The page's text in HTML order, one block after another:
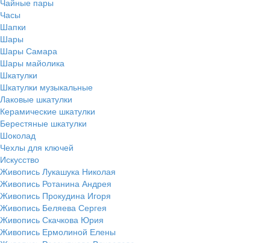
Часы
Шапки
Шары
Шары Самара
Шары майолика
Шкатулки
Шкатулки музыкальные
Лаковые шкатулки
Керамические шкатулки
Берестяные шкатулки
Шоколад
Чехлы для ключей
Искусство
Живопись Лукашука Николая
Живопись Ротанина Андрея
Живопись Прокудина Игоря
Живопись Беляева Сергея
Живопись Скачкова Юрия
Живопись Ермолиной Елены